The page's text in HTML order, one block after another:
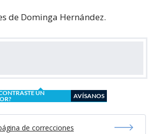
de Dominga Hernández.
UN
AVÍSANOS
de correcciones